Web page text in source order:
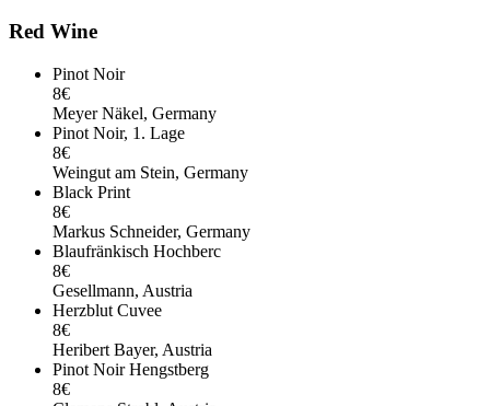
Red Wine
Pinot Noir
8€
Meyer Näkel, Germany
Pinot Noir, 1. Lage
8€
Weingut am Stein, Germany
Black Print
8€
Markus Schneider, Germany
Blaufränkisch Hochberc
8€
Gesellmann, Austria
Herzblut Cuvee
8€
Heribert Bayer, Austria
Pinot Noir Hengstberg
8€